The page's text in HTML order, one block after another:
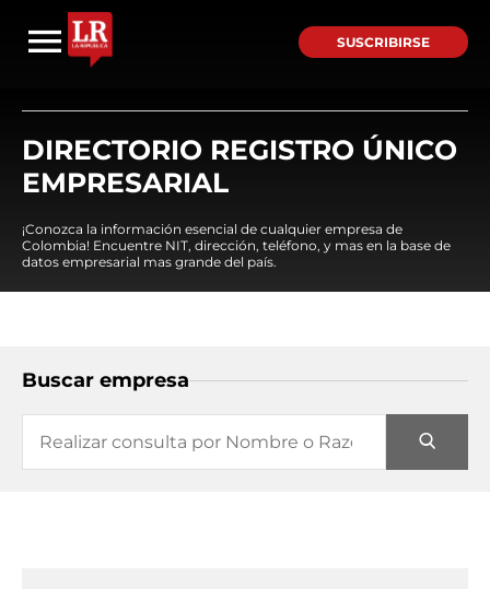
SUSCRIBIRSE
DIRECTORIO REGISTRO ÚNICO
EMPRESARIAL
¡Conozca la información esencial de cualquier empresa de
Colombia! Encuentre NIT, dirección, teléfono, y mas en la base de
datos empresarial mas grande del país.
Buscar empresa